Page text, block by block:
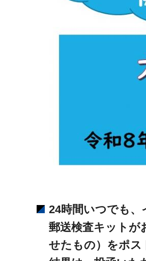
24時間いつでも、
郵送検査キットが
せたもの）をポス